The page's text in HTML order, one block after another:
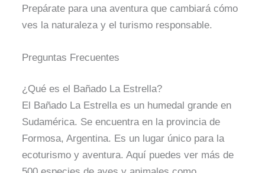
Prepárate para una aventura que cambiará cómo
ves la naturaleza y el turismo responsable.
Preguntas Frecuentes
¿Qué es el Bañado La Estrella?
El Bañado La Estrella es un humedal grande en
Sudamérica. Se encuentra en la provincia de
Formosa, Argentina. Es un lugar único para la
ecoturismo y aventura. Aquí puedes ver más de